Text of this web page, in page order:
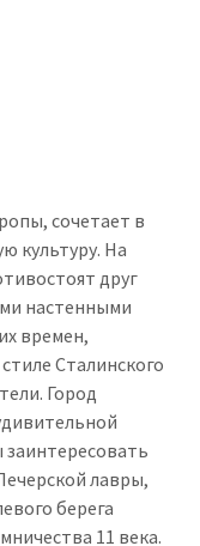
сочетает в
культуру. На
друг
настенными
времен,
Сталинского
Город
лавры,
берега
11 века.